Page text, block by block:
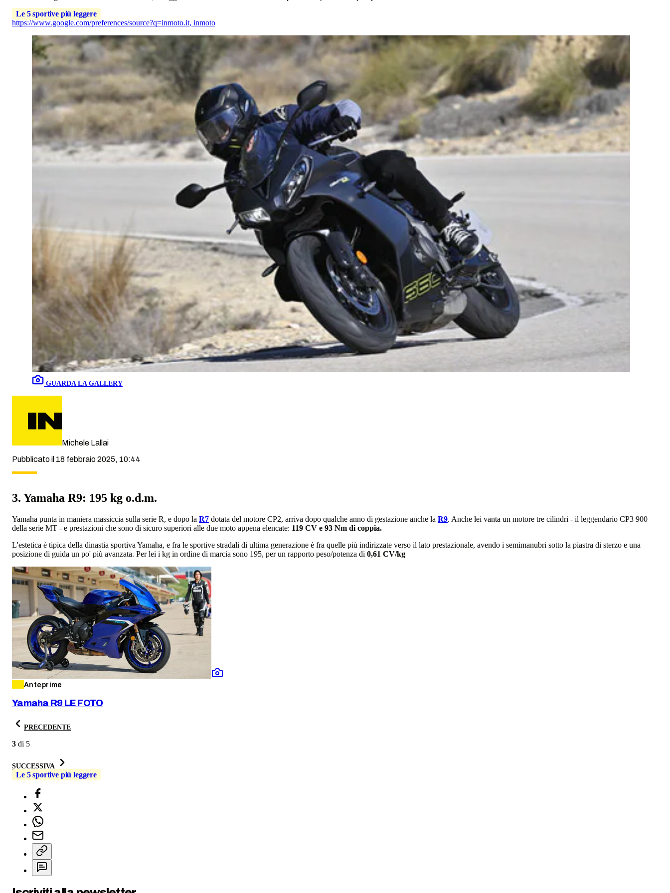
Le 5 sportive più leggere
https://www.google.com/preferences/source?q=inmoto.it, inmoto
GUARDA LA GALLERY
Michele Lallai
Pubblicato il 18 febbraio 2025, 10:44
3. Yamaha R9: 195 kg o.d.m.
Yamaha punta in maniera massiccia sulla serie R, e dopo la R7 dotata del motore CP2, arriva dopo qualche anno di gestazione anche la R9. Anche lei vanta un motore tre cilindri - il leggendario CP3 900
della serie MT - e prestazioni che sono di sicuro superiori alle due moto appena elencate: 119 CV e 93 Nm di coppia.
L'estetica è tipica della dinastia sportiva Yamaha, e fra le sportive stradali di ultima generazione è fra quelle più indirizzate verso il lato prestazionale, avendo i semimanubri sotto la piastra di sterzo e una
posizione di guida un po' più avanzata. Per lei i kg in ordine di marcia sono 195, per un rapporto peso/potenza di 0,61 CV/kg
Anteprime
Yamaha R9 LE FOTO
PRECEDENTE
3 di 5
SUCCESSIVA
Le 5 sportive più leggere